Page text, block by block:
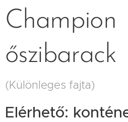
Champion
őszibarack
(Különleges fajta)
Elérhető: